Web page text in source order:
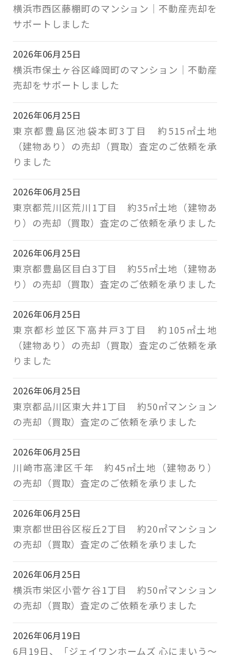
横浜市西区藤棚町のマンション｜不動産売却を
サポートしました
2026年06月25日
横浜市保土ヶ谷区峰岡町のマンション｜不動産
売却をサポートしました
2026年06月25日
東京都豊島区池袋本町3丁目 約515㎡土地
（建物あり）の売却（買取）査定のご依頼を承
りました
2026年06月25日
東京都荒川区荒川1丁目 約35㎡土地（建物あ
り）の売却（買取）査定のご依頼を承りました
2026年06月25日
東京都豊島区目白3丁目 約55㎡土地（建物あ
り）の売却（買取）査定のご依頼を承りました
2026年06月25日
東京都杉並区下高井戸3丁目 約105㎡土地
（建物あり）の売却（買取）査定のご依頼を承
りました
2026年06月25日
東京都品川区東大井1丁目 約50㎡マンション
の売却（買取）査定のご依頼を承りました
2026年06月25日
川崎市高津区千年 約45㎡土地（建物あり）
の売却（買取）査定のご依頼を承りました
2026年06月25日
東京都世田谷区桜丘2丁目 約20㎡マンション
の売却（買取）査定のご依頼を承りました
2026年06月25日
横浜市栄区小菅ケ谷1丁目 約50㎡マンション
の売却（買取）査定のご依頼を承りました
2026年06月19日
6月19日、「ジェイワンホームズ 心にまいう～